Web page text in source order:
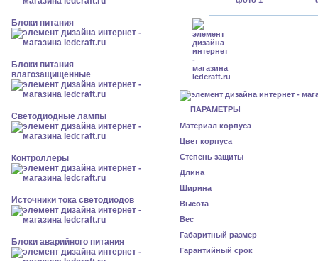
Блоки питания
Блоки питания
влагозащищенные
Светодиодные лампы
Контроллеры
Источники тока светодиодов
Блоки аварийного питания
ПАРАМЕТРЫ
Материал корпуса
Цвет корпуса
Степень защиты
Длина
Ширина
Высота
Вес
Габаритный размер
Гарантийный срок